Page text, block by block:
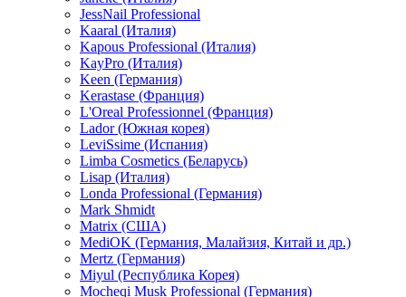
JessNail Professional
Kaaral (Италия)
Kapous Professional (Италия)
KayPro (Италия)
Keen (Германия)
Kerastase (Франция)
L'Oreal Professionnel (Франция)
Lador (Южная корея)
LeviSsime (Испания)
Limba Cosmetics (Беларусь)
Lisap (Италия)
Londa Professional (Германия)
Mark Shmidt
Matrix (США)
MediOK (Германия, Малайзия, Китай и др.)
Mertz (Германия)
Miyul (Республика Корея)
Mocheqi Musk Professional (Германия)